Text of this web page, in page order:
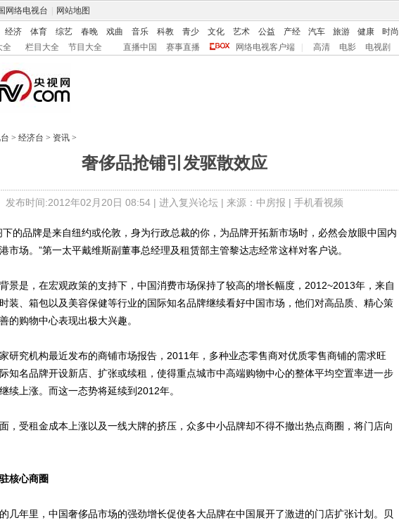
网络电视台 网站地图
经济 体育 综艺 春晚 戏曲 音乐 科教 青少 文化 艺术 公益 产经 汽车 旅游 健康 时尚
全 栏目大全 节目大全 直播中国 赛事直播 网络电视客户端 高清 电影 电视剧
> 经济台 > 资讯 >
奢侈品抢铺引发驱散效应
发布时间:2012年02月20日 08:54 | 进入复兴论坛| 来源：中房报 | 手机看视频
品牌是来自纽约或伦敦，身为行政总裁的你，为品牌开拓新市场时，必然会放眼中国内
市场。”第一太平戴维斯副董事总经理及租赁部主管黎达志经常这样对客户说。
是，在宏观政策的支持下，中国消费市场保持了较高的增长幅度，2012~2013年，来自
装、箱包以及美容保健等行业的国际知名品牌继续看好中国市场，他们对高品质、精心策
的购物中心表现出极大兴趣。
究机构最近发布的商铺市场报告，2011年，多种业态零售商对优质零售商铺的需求旺
知名品牌开设新店、扩张或续租，使得重点城市中高端购物中心的整体平均空置率进一步
续上涨。而这一态势将延续到2012年。
受租金成本上涨以及一线大牌的挤压，众多中小品牌却不得不撤出热点商圈，将门店向
核心商圈
年里，中国奢侈品市场的强劲增长促使各大品牌在中国展开了激进的门店扩张计划。贝